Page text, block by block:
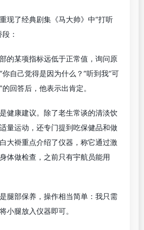
现了经典剧集《马大帅》中“打听
：
的某项指标远低于正常值，询问原
你自己觉得是因为什么？”听到我“可
回答后，他表示出肯定。
健康建议。除了老生常谈的清淡饮
量运动，还专门提到吃保健品和做
大褂重点介绍了仪器，称它通过激
体做检查，之前只有宇航员能用
腿部保养，操作相当简单：我只需
小腿放入仪器即可。